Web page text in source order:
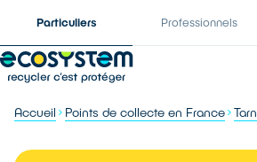
Particuliers Professionnels
Accueil Points de collecte en France Tarn